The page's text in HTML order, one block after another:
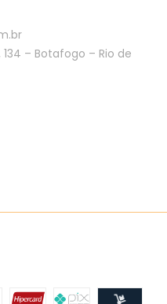
– Botafogo – Rio de